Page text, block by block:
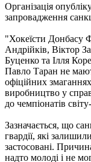
Організація
запровадження
"Хокеїсти Донбасу
Андрійків, Віктор
Буценко та Ілля
Павло Таран не
офіційних
виробництво у
до чемпіонатів
Зазначається, що
гвардії, які
застосовані.
надто молоді і не